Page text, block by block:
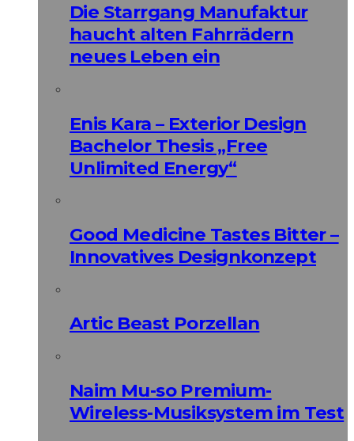
Die Starrgang Manufaktur
haucht alten Fahrrädern
neues Leben ein
Enis Kara – Exterior Design
Bachelor Thesis „Free
Unlimited Energy“
Good Medicine Tastes Bitter –
Innovatives Designkonzept
Artic Beast Porzellan
Naim Mu-so Premium-
Wireless-Musiksystem im Test